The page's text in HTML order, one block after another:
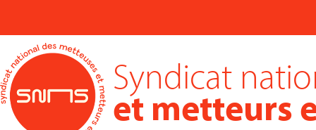
Syndicat
et metteurs